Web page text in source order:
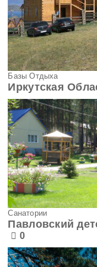
Базы Отдыха
Иркутская
Санатории
Павловский
0